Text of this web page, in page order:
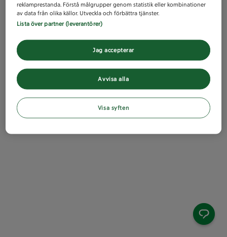
reklamprestanda. Förstå målgrupper genom statistik eller kombinationer
av data från olika källor. Utveckla och förbättra tjänster.
Lista över partner (leverantörer)
Avvisa alla
Jag accepterar
Visa syften